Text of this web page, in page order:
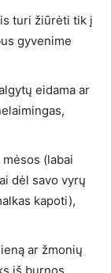
turi žiūrėti tik į
gyvenime
eidama ar
(labai
dėl savo vyrų
kapoti),
ar žmonių
iš burnos.